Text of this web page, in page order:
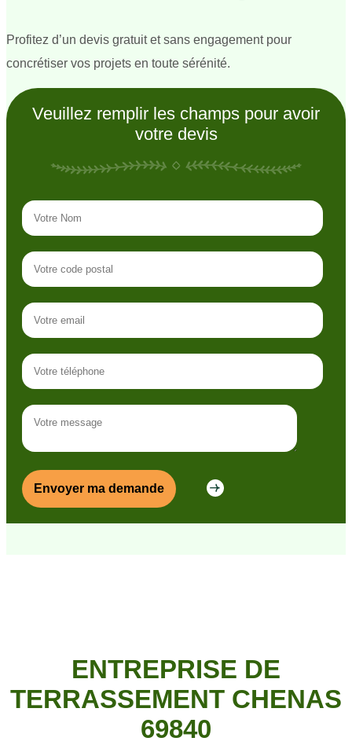
Profitez d’un devis gratuit et sans engagement pour
concrétiser vos projets en toute sérénité.
Veuillez remplir les champs pour avoir
votre devis
ENTREPRISE DE
TERRASSEMENT CHENAS
69840